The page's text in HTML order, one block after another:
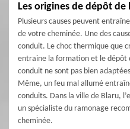
Les origines de dépôt de
Plusieurs causes peuvent
de votre cheminée. Une des
conduit. Le choc thermique que
entraine la formation et le dépôt
conduit ne sont pas bien
Même, un feu mal allumé
conduits. Dans la ville de Blaru,
un spécialiste du ramonage
cheminée.